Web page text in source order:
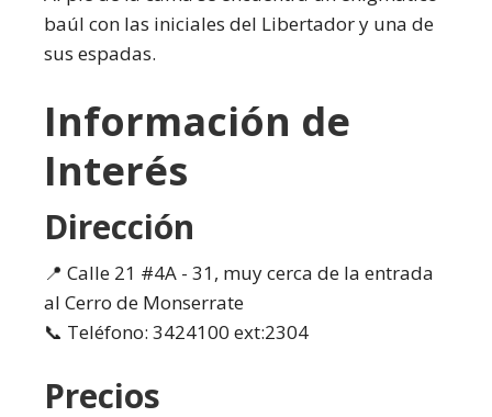
baúl con las iniciales del Libertador y una de
sus espadas.
Información de
Interés
Dirección
📍 Calle 21 #4A - 31, muy cerca de la entrada
al Cerro de Monserrate
📞 Teléfono: 3424100 ext:2304
Precios